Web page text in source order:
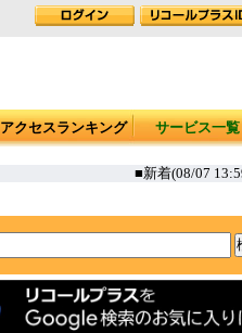
アクセスランキング サービス一覧
■新着(08/07